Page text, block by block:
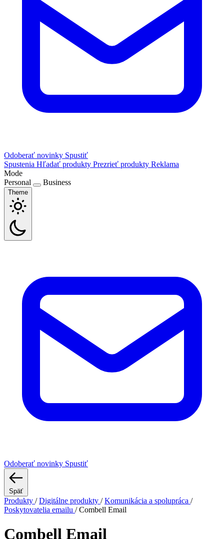
Odoberať novinky Spustiť
Spustenia Hľadať produkty Prezrieť produkty Reklama
Mode
Personal
Business
Theme
Odoberať novinky Spustiť
Späť
Produkty / Digitálne produkty / Komunikácia a spolupráca /
Poskytovatelia emailu / Combell Email
Combell Email